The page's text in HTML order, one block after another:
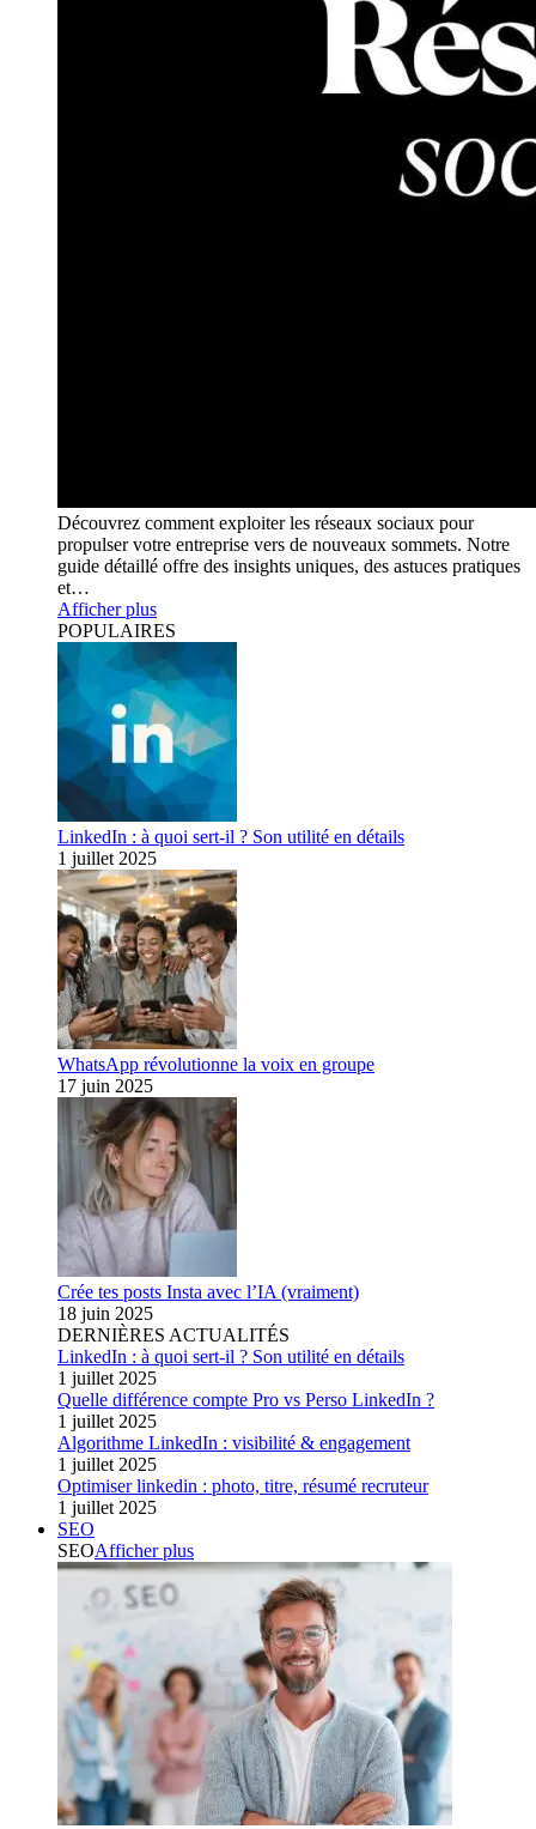
Découvrez comment exploiter les réseaux sociaux pour
propulser votre entreprise vers de nouveaux sommets. Notre
guide détaillé offre des insights uniques, des astuces pratiques
et…
Afficher plus
POPULAIRES
LinkedIn : à quoi sert-il ? Son utilité en détails
1 juillet 2025
WhatsApp révolutionne la voix en groupe
17 juin 2025
Crée tes posts Insta avec l’IA (vraiment)
18 juin 2025
DERNIÈRES ACTUALITÉS
LinkedIn : à quoi sert-il ? Son utilité en détails
1 juillet 2025
Quelle différence compte Pro vs Perso LinkedIn ?
1 juillet 2025
Algorithme LinkedIn : visibilité & engagement
1 juillet 2025
Optimiser linkedin : photo, titre, résumé recruteur
1 juillet 2025
SEO
SEOAfficher plus